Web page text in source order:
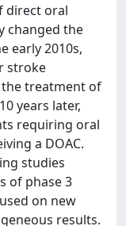
direct oral
changed the
early 2010s,
stroke
treatment of
years later,
requiring oral
a DOAC.
studies
of phase 3
on new
results.